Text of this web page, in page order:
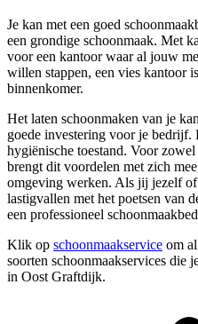
Je kan met een goed
een grondige schoonmaak. Met
voor een kantoor waar al jouw
willen stappen, een vies kantoor
binnenkomer.
Het laten schoonmaken van je
goede investering voor je bedrijf.
hygiënische toestand. Voor
brengt dit voordelen met zich
omgeving werken. Als jij jezelf
lastigvallen met het poetsen van
een professioneel
Klik op schoonmaakservice om
soorten schoonmaakservices die
in Oost Graftdijk.